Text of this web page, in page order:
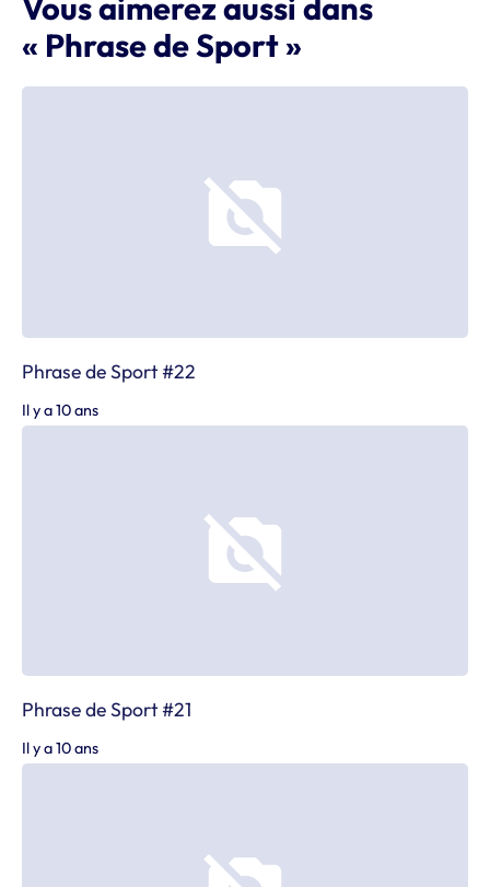
Vous aimerez aussi dans
« Phrase de Sport »
Phrase de Sport #22
Il y a 10 ans
Phrase de Sport #21
Il y a 10 ans